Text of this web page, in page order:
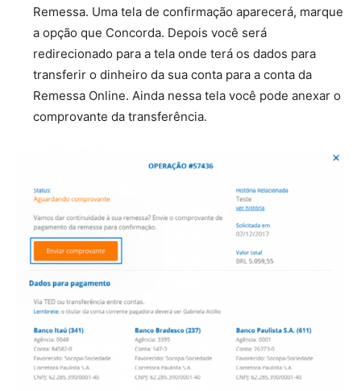
Remessa. Uma tela de confirmação aparecerá, marque
a opção que Concorda. Depois você será
redirecionado para a tela onde terá os dados para
transferir o dinheiro da sua conta para a conta da
Remessa Online. Ainda nessa tela você pode anexar o
comprovante da transferência.